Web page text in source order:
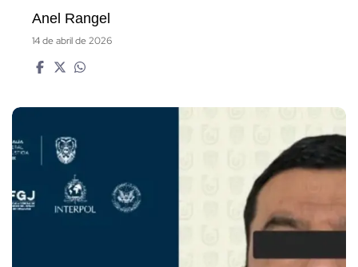
Anel Rangel
14 de abril de 2026